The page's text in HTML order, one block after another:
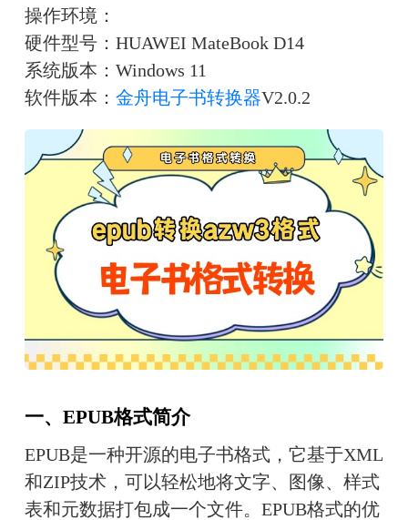
操作环境：
硬件型号：HUAWEI MateBook D14
系统版本：Windows 11
软件版本： 金舟电子书转换器V2.0.2
一、EPUB格式简介
EPUB是一种开源的电子书格式，它基于XML
和ZIP技术，可以轻松地将文字、图像、样式
表和元数据打包成一个文件。EPUB格式的优